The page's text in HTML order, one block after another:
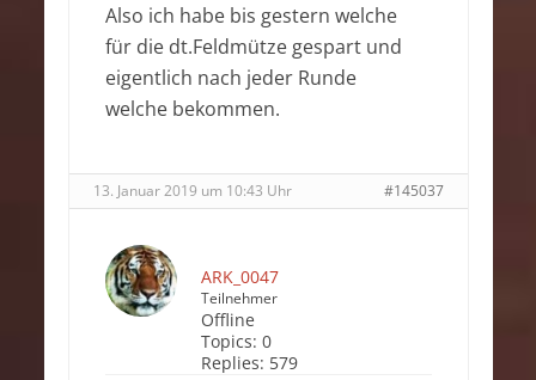
Also ich habe bis gestern welche
für die dt.Feldmütze gespart und
eigentlich nach jeder Runde
welche bekommen.
13. Januar 2019 um 10:43 Uhr #145037
ARK_0047
Teilnehmer
Offline
Topics: 0
Replies: 579